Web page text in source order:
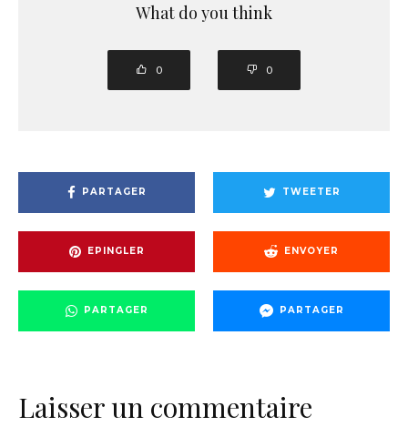
What do you think
0 0
PARTAGER TWEETER
EPINGLER ENVOYER
PARTAGER PARTAGER
Laisser un commentaire